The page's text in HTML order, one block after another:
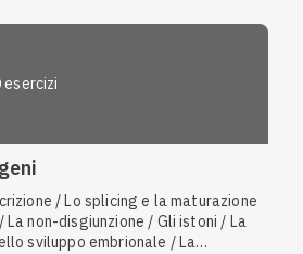
esercizi
/ Lo splicing e la maturazione
La non-disgiunzione / Gli istoni / La
sviluppo embrionale / La